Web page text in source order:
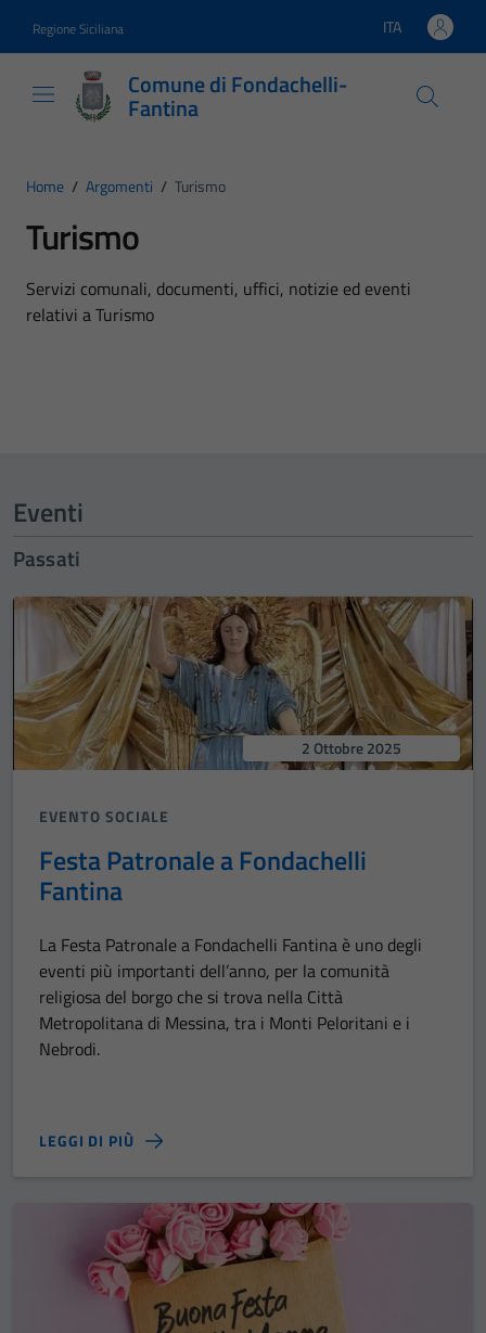
Regione Siciliana Lingua attiva:
ITA
Comune di Fondachelli-
Fantina
Home / Argomenti / Turismo
Turismo
Dettagli dell'argomento
Servizi comunali, documenti, uffici, notizie ed eventi
relativi a Turismo
Eventi
Passati
2 Ottobre 2025
EVENTO SOCIALE
Festa Patronale a Fondachelli
Fantina
La Festa Patronale a Fondachelli Fantina è uno degli
eventi più importanti dell’anno, per la comunità
religiosa del borgo che si trova nella Città
Metropolitana di Messina, tra i Monti Peloritani e i
Nebrodi.
LEGGI DI PIÙ